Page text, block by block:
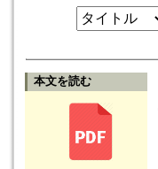
本文を読む